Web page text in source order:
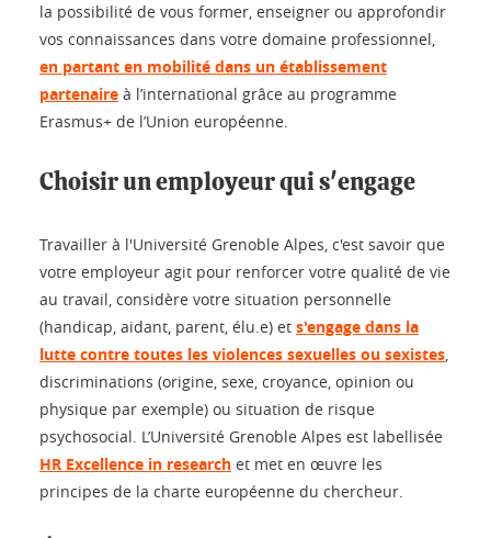
la possibilité de vous former, enseigner ou approfondir
vos connaissances dans votre domaine professionnel,
en partant en mobilité dans un établissement
partenaire à l’international grâce au programme
Erasmus+ de l’Union européenne.
Choisir un employeur qui s'engage
Travailler à l'Université Grenoble Alpes, c'est savoir que
votre employeur agit pour renforcer votre qualité de vie
au travail, considère votre situation personnelle
(handicap, aidant, parent, élu.e) et s'engage dans la
lutte contre toutes les violences sexuelles ou sexistes,
discriminations (origine, sexe, croyance, opinion ou
physique par exemple) ou situation de risque
psychosocial. L’Université Grenoble Alpes est labellisée
HR Excellence in research et met en œuvre les
principes de la charte européenne du chercheur.